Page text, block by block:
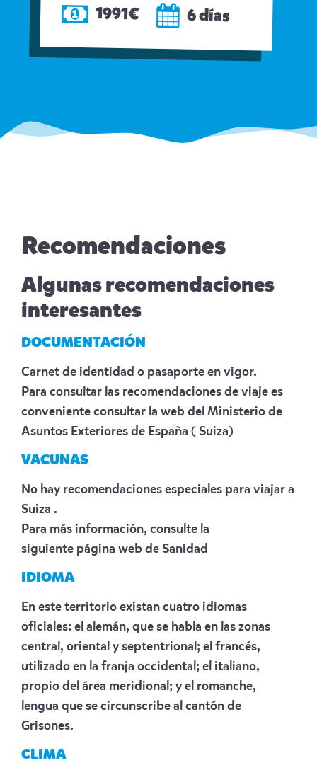
1991€ 6 días
Recomendaciones
Algunas recomendaciones
interesantes
DOCUMENTACIÓN
Carnet de identidad o pasaporte en vigor.
Para consultar las recomendaciones de viaje es
conveniente consultar la web del Ministerio de
Asuntos Exteriores de España ( Suiza)
VACUNAS
No hay recomendaciones especiales para viajar a
Suiza .
Para más información, consulte la
siguiente página web de Sanidad
IDIOMA
En este territorio existan cuatro idiomas
oficiales: el alemán, que se habla en las zonas
central, oriental y septentrional; el francés,
utilizado en la franja occidental; el italiano,
propio del área meridional; y el romanche,
lengua que se circunscribe al cantón de
Grisones.
CLIMA